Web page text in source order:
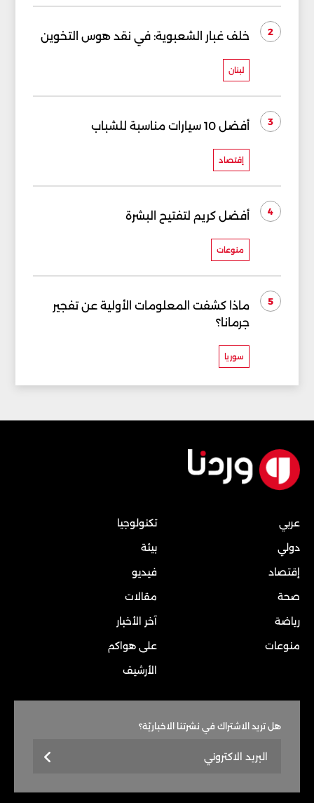
2 خلف غبار الشعبوية: في نقد هوس التخوين
لبنان
3 أفضل 10 سيارات مناسبة للشباب
إقتصاد
4 أفضل كريم لتفتيح البشرة
منوعات
5
ماذا كشفت المعلومات الأولية عن تفجير
جرمانا؟
سوريا
عربي
دولي
إقتصاد
صحة
رياضة
منوعات
تكنولوجيا
بيئة
فيديو
مقالات
آخر الأخبار
على هواكم
الأرشيف
هل تريد الاشتراك في نشرتنا الاخباريّة؟